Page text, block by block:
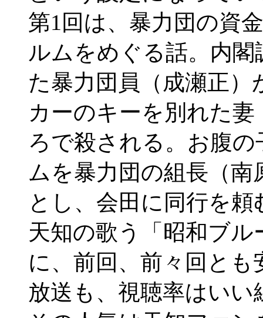
第1回は、暴力団の資
ルムをめぐる話。内
た暴力団員（成瀬正
カーのキーを別れた
ろで殺される。お腹
ムを暴力団の組長（
とし、会田に同行を頼
天知の歌う「昭和ブ
に、前回、前々回と
放送も、視聴率はい